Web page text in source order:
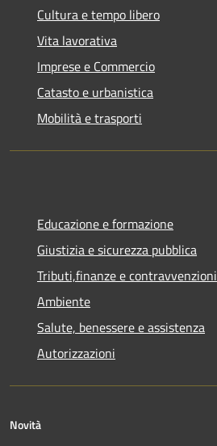
Cultura e tempo libero
Vita lavorativa
Imprese e Commercio
Catasto e urbanistica
Mobilità e trasporti
Educazione e formazione
Giustizia e sicurezza pubblica
Tributi,finanze e contravvenzioni
Ambiente
Salute, benessere e assistenza
Autorizzazioni
Novità